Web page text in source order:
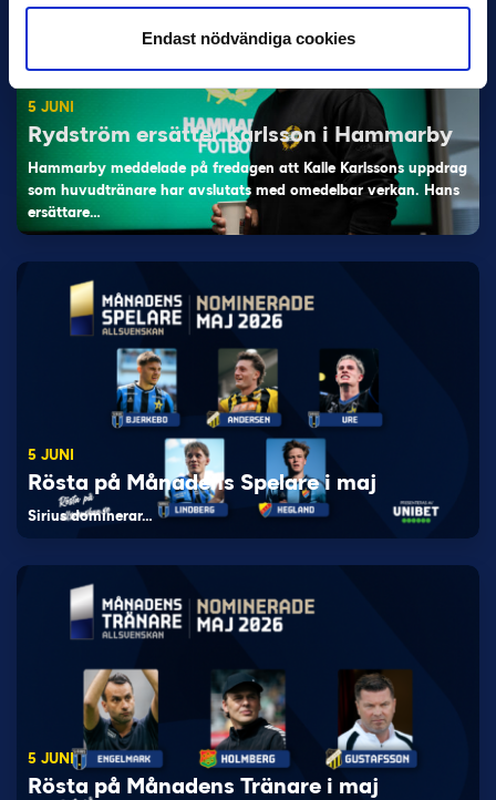
Endast nödvändiga cookies
5 JUNI
Rydström ersätter Karlsson i Hammarby
Hammarby meddelade på fredagen att Kalle Karlssons uppdrag
som huvudtränare har avslutats med omedelbar verkan. Hans
ersättare…
5 JUNI
Rösta på Månadens Spelare i maj
Sirius dominerar…
5 JUNI
Rösta på Månadens Tränare i maj